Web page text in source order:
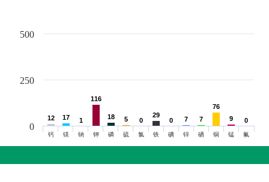
12
12 17
17 1
1
116
116
18
18 5
5 0
0
29
29
0
0 7
7 7
7
76
76
9
9 0
0
钙 镁 钠 钾 磷 硫 氯 铁 碘 锌 硒 铜 锰 氟
0
250
500